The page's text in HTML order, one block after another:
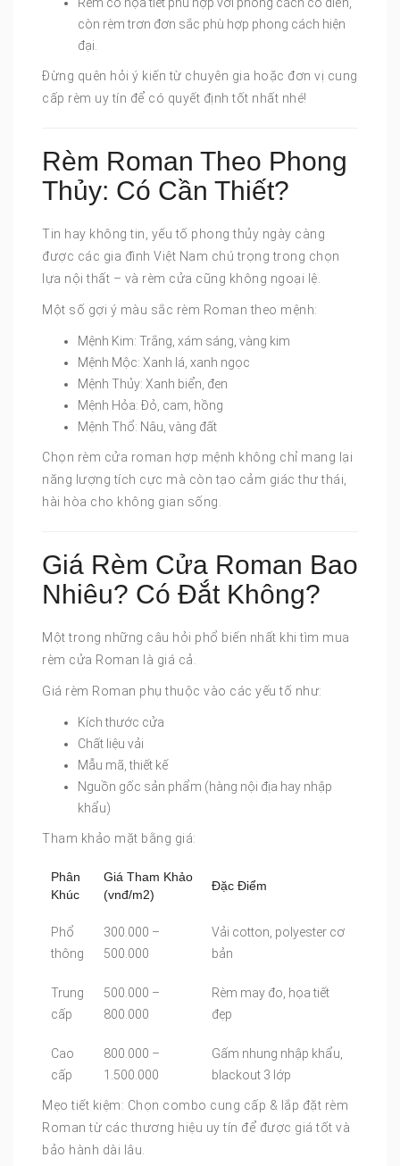
còn rèm trơn đơn sắc phù hợp phong cách hiện
đại.
Đừng quên hỏi ý kiến từ chuyên gia hoặc đơn vị cung
cấp rèm uy tín để có quyết định tốt nhất nhé!
Rèm Roman Theo Phong
Thủy: Có Cần Thiết?
Tin hay không tin, yếu tố phong thủy ngày càng
được các gia đình Việt Nam chú trọng trong chọn
lựa nội thất – và rèm cửa cũng không ngoại lệ.
Một số gợi ý màu sắc rèm Roman theo mệnh:
Mệnh Kim: Trắng, xám sáng, vàng kim
Mệnh Mộc: Xanh lá, xanh ngọc
Mệnh Thủy: Xanh biển, đen
Mệnh Hỏa: Đỏ, cam, hồng
Mệnh Thổ: Nâu, vàng đất
Chọn rèm cửa roman hợp mệnh không chỉ mang lại
năng lượng tích cực mà còn tạo cảm giác thư thái,
hài hòa cho không gian sống.
Giá Rèm Cửa Roman Bao
Nhiêu? Có Đắt Không?
Một trong những câu hỏi phổ biến nhất khi tìm mua
rèm cửa Roman là giá cả.
Giá rèm Roman phụ thuộc vào các yếu tố như:
Kích thước cửa
Chất liệu vải
Mẫu mã, thiết kế
Nguồn gốc sản phẩm (hàng nội địa hay nhập
khẩu)
Tham khảo mặt bằng giá:
Phân
Khúc
Giá Tham Khảo
(vnđ/m2)
Đặc Điểm
Phổ
thông
300.000 –
500.000
Vải cotton, polyester cơ
bản
Trung
cấp
500.000 –
800.000
Rèm may đo, họa tiết
đẹp
Cao
cấp
800.000 –
1.500.000
Gấm nhung nhập khẩu,
blackout 3 lớp
Mẹo tiết kiệm: Chọn combo cung cấp & lắp đặt rèm
Roman từ các thương hiệu uy tín để được giá tốt và
bảo hành dài lâu.